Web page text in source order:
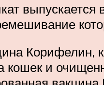
Корифелин,
кошек и